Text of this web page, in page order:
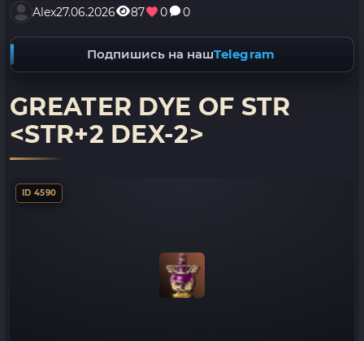
Alex27.06.2026 87 0 0
Подпишись на нашTelegram
GREATER DYE OF STR
<STR+2 DEX-2>
ID 4590